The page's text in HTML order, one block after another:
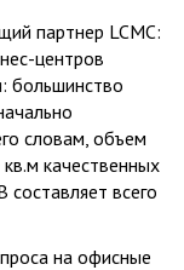
партнер LCMC:
центров
большинство
словам, объем
качественных
всего
на офисные